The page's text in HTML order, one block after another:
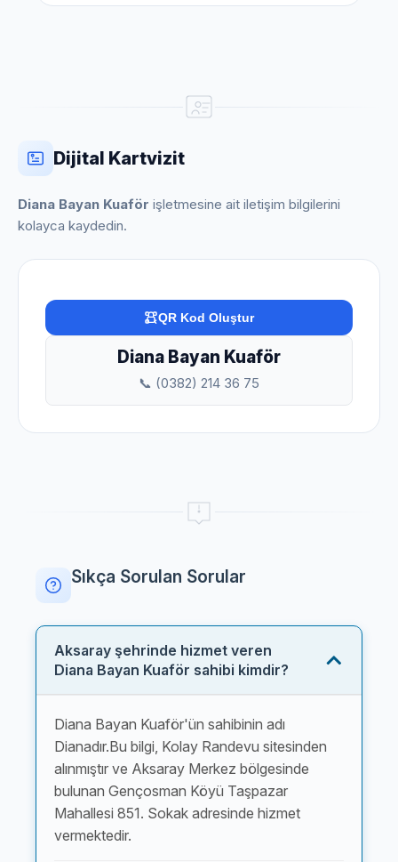
Dijital Kartvizit
Diana Bayan Kuaför işletmesine ait iletişim bilgilerini
kolayca kaydedin.
QR Kod Oluştur
Diana Bayan Kuaför
📞 (0382) 214 36 75
Sıkça Sorulan Sorular
Aksaray şehrinde hizmet veren
Diana Bayan Kuaför sahibi kimdir?
Diana Bayan Kuaför'ün sahibinin adı
Dianadır.Bu bilgi, Kolay Randevu sitesinden
alınmıştır ve Aksaray Merkez bölgesinde
bulunan Gençosman Köyü Taşpazar
Mahallesi 851. Sokak adresinde hizmet
vermektedir.